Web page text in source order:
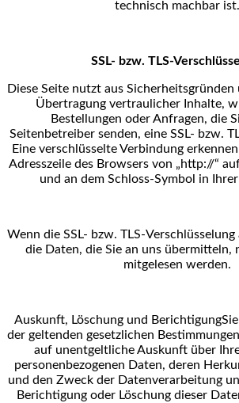
technisch machbar ist.
SSL- bzw. TLS-
Diese Seite nutzt aus
Übertragung vertraulicher Inhalte,
Bestellungen oder Anfragen, die
Seitenbetreiber senden, eine SSL- bzw.
Eine verschlüsselte Verbindung
Adresszeile des Browsers von „http://“
und an dem Schloss-Symbol in
Wenn die SSL- bzw. TLS-
die Daten, die Sie an uns
mitgelesen werden.
Auskunft, Löschung und Berichtigung
der geltenden gesetzlichen
auf unentgeltlicheAuskunft über
personenbezogenen Daten, deren
und den Zweck der Datenverarbeitung
Berichtigung oder Löschung dieser